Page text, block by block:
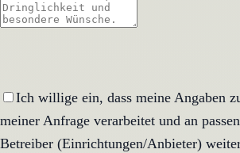
Ich willige ein, dass meine Angaben
meiner Anfrage verarbeitet und an
Betreiber (Einrichtungen/Anbieter)